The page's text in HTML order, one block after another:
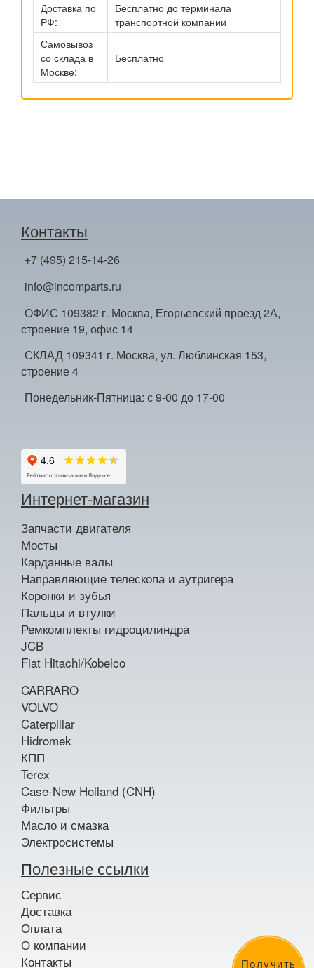
Получить
Доставка по
РФ:
Бесплатно до терминала
транспортной компании
Самовывоз
со склада в
Москве:
Бесплатно
Контакты
+7 (495) 215-14-26
info@incomparts.ru
ОФИС 109382 г. Москва, Егорьевский проезд 2А,
строение 19, офис 14
СКЛАД 109341 г. Москва, ул. Люблинская 153,
строение 4
Понедельник-Пятница: с 9-00 до 17-00
Интернет-магазин
Запчасти двигателя
Мосты
Карданные валы
Направляющие телескопа и аутригера
Коронки и зубья
Пальцы и втулки
Ремкомплекты гидроцилиндра
JCB
Fiat Hitachi/Kobelco
CARRARO
VOLVO
Caterpillar
Hidromek
КПП
Terex
Case-New Holland (CNH)
Фильтры
Масло и смазка
Электросистемы
Полезные ссылки
Сервис
Доставка
Оплата
О компании
Контакты